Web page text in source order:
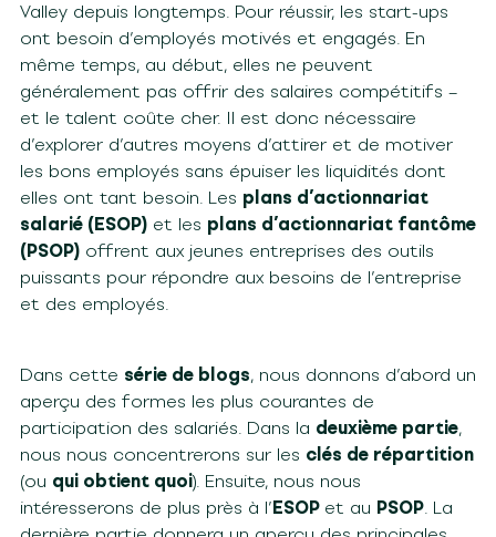
Valley depuis longtemps. Pour réussir, les start-ups
ont besoin d’employés motivés et engagés. En
même temps, au début, elles ne peuvent
généralement pas offrir des salaires compétitifs –
et le talent coûte cher. Il est donc nécessaire
d’explorer d’autres moyens d’attirer et de motiver
les bons employés sans épuiser les liquidités dont
elles ont tant besoin. Les plans d’actionnariat
salarié (ESOP) et les plans d’actionnariat fantôme
(PSOP) offrent aux jeunes entreprises des outils
puissants pour répondre aux besoins de l’entreprise
et des employés.
Dans cette série de blogs, nous donnons d’abord un
aperçu des formes les plus courantes de
participation des salariés. Dans la deuxième partie,
nous nous concentrerons sur les clés de répartition
(ou qui obtient quoi). Ensuite, nous nous
intéresserons de plus près à l’ESOP et au PSOP. La